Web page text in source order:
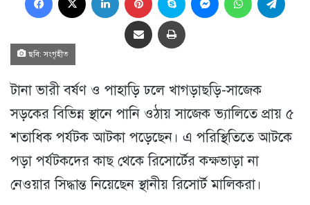
Share via Email প্রিন্ট
ছবি: সংগৃহীত
টানা ভারী বর্ষণ ও পাহাড়ি ঢলে খাগড়াছড়ি-সাজেক
সড়কের বিভিন্ন স্থানে পানি ওঠায় সাজেক ভ্যালিতে প্রায় ৫
শতাধিক পর্যটক আটকা পড়েছেন। এ পরিস্থিতিতে আটকে
পড়া পর্যটকদের কাছ থেকে রিসোর্টের কক্ষভাড়া না
নেওয়ার সিদ্ধান্ত নিয়েছেন স্থানীয় রিসোর্ট মালিকরা।